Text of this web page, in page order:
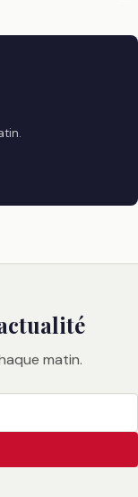
matin.